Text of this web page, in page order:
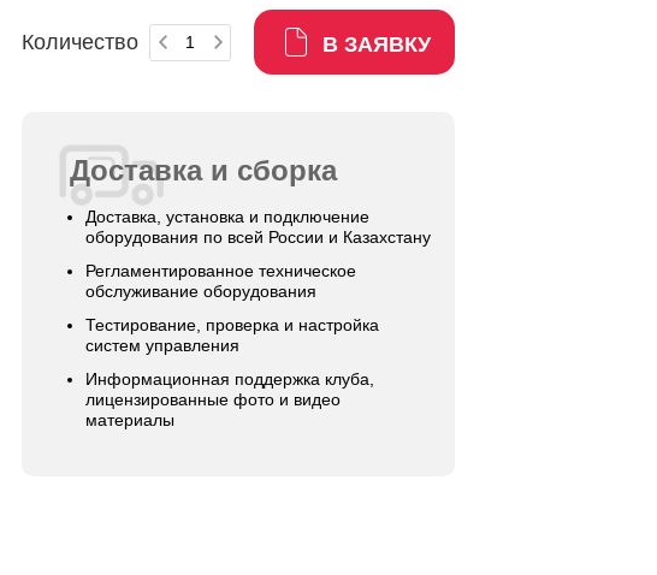
Количество В ЗАЯВКУ
Доставка и сборка
Доставка, установка и подключение
оборудования по всей России и Казахстану
Регламентированное техническое
обслуживание оборудования
Тестирование, проверка и настройка
систем управления
Информационная поддержка клуба,
лицензированные фото и видео
материалы